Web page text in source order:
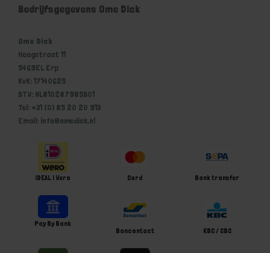
Bedrijfsgegevens Ome Dick
Ome Dick
Hoogstraat 11
5469EL Erp
KvK: 17140625
BTW: NL810287985B01
Tel: +31 (0) 85 20 20 913
Email: info@omedick.nl
iDEAL | Wero Card Bank transfer
Pay By Bank
Bancontact
KBC / CBC